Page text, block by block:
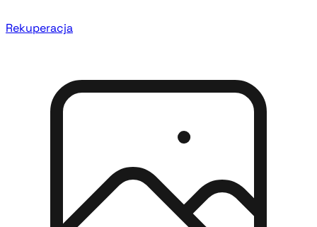
Rekuperacja